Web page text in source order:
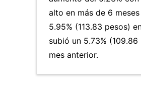
alto en más de 6
5.95% (113.83 pesos)
subió un 5.73%
mes anterior.